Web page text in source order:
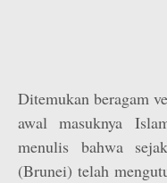
Ditemukan beragam
awal masuknya
menulis bahwa
(Brunei) telah